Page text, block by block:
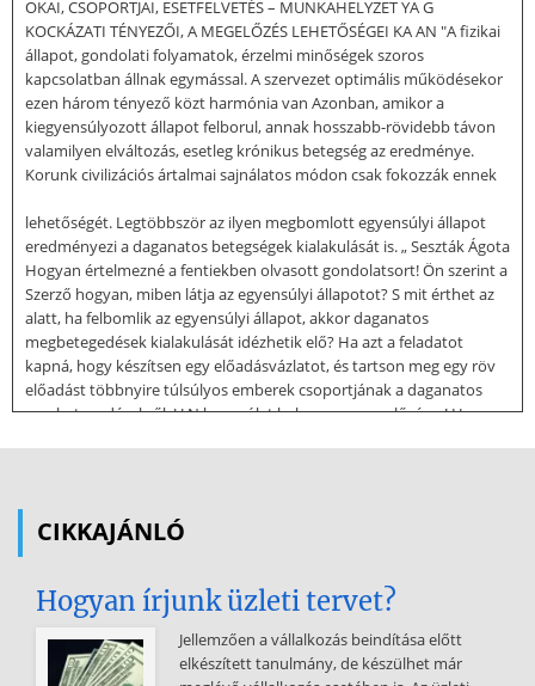
OKAI, CSOPORTJAI, ESETFELVETÉS – MUNKAHELYZET YA G
KOCKÁZATI TÉNYEZŐI, A MEGELŐZÉS LEHETŐSÉGEI KA AN "A fizikai
állapot, gondolati folyamatok, érzelmi minőségek szoros
kapcsolatban állnak egymással. A szervezet optimális működésekor
ezen három tényező közt harmónia van Azonban, amikor a
kiegyensúlyozott állapot felborul, annak hosszabb-rövidebb távon
valamilyen elváltozás, esetleg krónikus betegség az eredménye.
Korunk civilizációs ártalmai sajnálatos módon csak fokozzák ennek
lehetőségét. Legtöbbször az ilyen megbomlott egyensúlyi állapot
eredményezi a daganatos betegségek kialakulását is. „ Seszták Ágota
Hogyan értelmezné a fentiekben olvasott gondolatsort! Ön szerint a
Szerző hogyan, miben látja az egyensúlyi állapotot? S mit érthet az
alatt, ha felbomlik az egyensúlyi állapot, akkor daganatos
megbetegedések kialakulását idézhetik elő? Ha azt a feladatot
kapná, hogy készítsen egy előadásvázlatot, és tartson meg egy röv
előadást többnyire túlsúlyos emberek csoportjának a daganatos
megbetegedésekről, U N hangsúlyt helyezve a megelőzésre! Hogyan
összefüggésbe hozható az elhízással. Hogyan? Széles körben ismert
vérnyomással, valamint egyéb szív- és érrendszeri betegségekkel és
betegségek kialakulásában betöltött szerepe. Kevesen tudják
viszont, hogy az elhízás több daganatos betegség kialakulásában
CIKKAJÁNLÓ
Hogyan írjunk üzleti tervet?
Jellemzően a vállalkozás beindítása előtt
elkészített tanulmány, de készülhet már